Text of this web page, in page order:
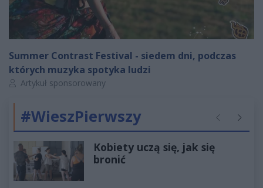
Summer Contrast Festival - siedem dni, podczas
których muzyka spotyka ludzi
Autor artykułu:
Artykuł sponsorowany
#WieszPierwszy Poprzednie
Kobiety uczą się, jak się
bronić